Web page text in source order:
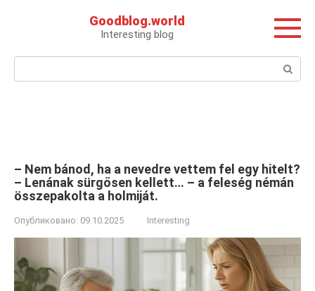
Goodblog.world
Interesting blog
Поиск:
– Nem bánod, ha a nevedre vettem fel egy hitelt?
– Lenának sürgősen kellett… – a feleség némán
összepakolta a holmiját.
Опубликовано: 09.10.2025 Interesting